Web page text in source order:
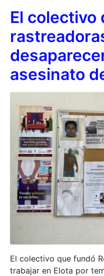
El colectivo
asesinato
El colectivo que fundó
trabajar en Elota por